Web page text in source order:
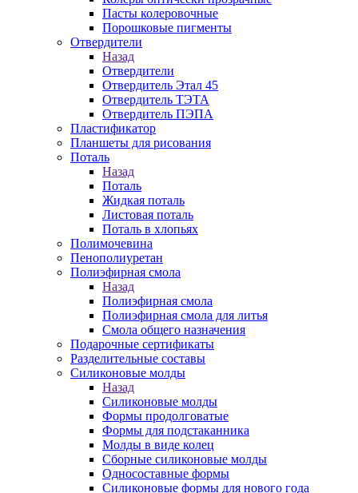
Пасты колеровочные
Порошковые пигменты
Отвердители
Назад
Отвердители
Отвердитель Этал 45
Отвердитель ТЭТА
Отвердитель ПЭПА
Пластификатор
Планшеты для рисования
Поталь
Назад
Поталь
Жидкая поталь
Листовая поталь
Поталь в хлопьях
Полимочевина
Пенополиуретан
Полиэфирная смола
Назад
Полиэфирная смола
Полиэфирная смола для литья
Смола общего назначения
Подарочные сертификаты
Разделительные составы
Силиконовые молды
Назад
Силиконовые молды
Формы продолговатые
Формы для подстаканника
Молды в виде колец
Сборные силиконовые молды
Односоставные формы
Силиконовые формы для нового года